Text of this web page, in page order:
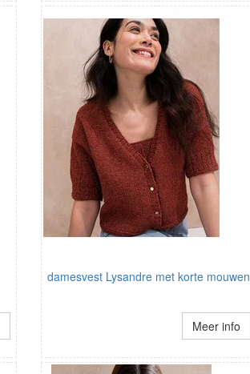
damesvest Lysandre met korte mouwen
Meer info